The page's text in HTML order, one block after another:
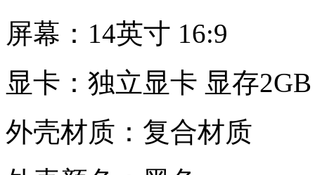
屏幕：14英寸 16:9
显卡：独立显卡 显存2GB
外壳材质：复合材质